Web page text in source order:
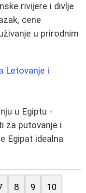
rivijere i divlje
cene
u prirodnim
Letovanje i
u Egiptu -
za putovanje i
Egipat idealna
8 9 10